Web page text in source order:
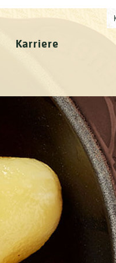
Karriere